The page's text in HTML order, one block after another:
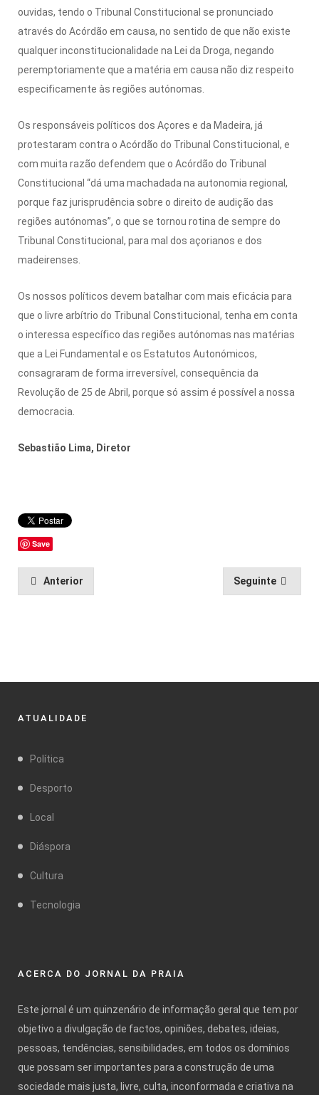
ouvidas, tendo o Tribunal Constitucional se pronunciado
através do Acórdão em causa, no sentido de que não existe
qualquer inconstitucionalidade na Lei da Droga, negando
peremptoriamente que a matéria em causa não diz respeito
especificamente às regiões autónomas.
Os responsáveis políticos dos Açores e da Madeira, já
protestaram contra o Acórdão do Tribunal Constitucional, e
com muita razão defendem que o Acórdão do Tribunal
Constitucional “dá uma machadada na autonomia regional,
porque faz jurisprudência sobre o direito de audição das
regiões autónomas”, o que se tornou rotina de sempre do
Tribunal Constitucional, para mal dos açorianos e dos
madeirenses.
Os nossos políticos devem batalhar com mais eficácia para
que o livre arbítrio do Tribunal Constitucional, tenha em conta
o interessa específico das regiões autónomas nas matérias
que a Lei Fundamental e os Estatutos Autonómicos,
consagraram de forma irreversível, consequência da
Revolução de 25 de Abril, porque só assim é possível a nossa
democracia.
Sebastião Lima, Diretor
Save
Anterior Seguinte
ATUALIDADE
Política
Desporto
Local
Diáspora
Cultura
Tecnologia
ACERCA DO JORNAL DA PRAIA
Este jornal é um quinzenário de informação geral que tem por
objetivo a divulgação de factos, opiniões, debates, ideias,
pessoas, tendências, sensibilidades, em todos os domínios
que possam ser importantes para a construção de uma
sociedade mais justa, livre, culta, inconformada e criativa na